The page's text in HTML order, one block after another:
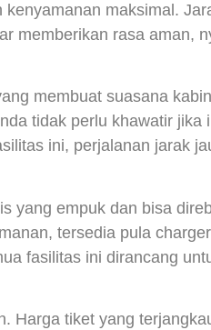
maksimal.
memberikan rasa aman,
membuat suasana
tidak perlu khawatir
ini, perjalanan jarak
yang empuk dan bisa
tersedia pula
fasilitas ini dirancang
Harga tiket yang